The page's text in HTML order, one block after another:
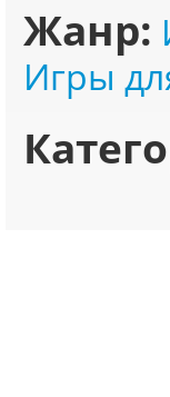
Жанр:
Игры